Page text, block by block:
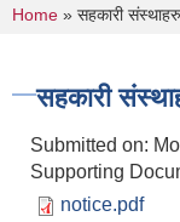
You are
Home » सहकारी
सहकारी
Submitted on:
Supporting
notice.pdf